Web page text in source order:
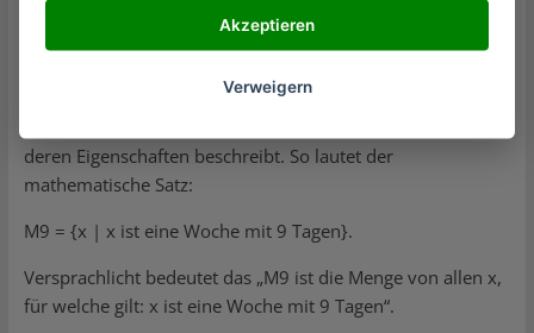
das ebenfalls eine Menge. In Fachkreisen die sogenannte
leere Menge. In Formelsprache ausgedrückt ∅ oder {}. Eine
leere Menge. Dieses Beispiel zeigt, dass mit deren Hilfe
deren Eigenschaften beschreibt. So lautet der
mathematische Satz:
M9 = {x | x ist eine Woche mit 9 Tagen}.
Versprachlicht bedeutet das „M9 ist die Menge von allen x,
für welche gilt: x ist eine Woche mit 9 Tagen“.
Akzeptieren
Verweigern